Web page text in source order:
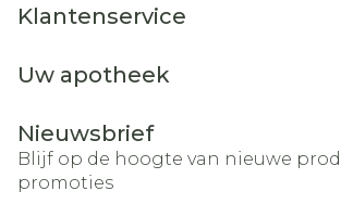
Klantenservice
Uw apotheek
Nieuwsbrief
Blijf op de hoogte van nieuwe
promoties